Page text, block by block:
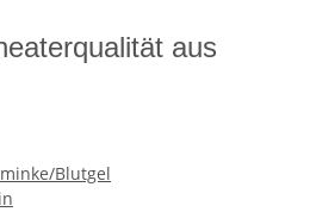
aus
Blutgel